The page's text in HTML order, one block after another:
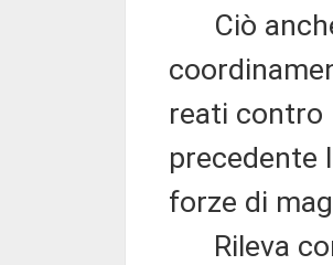
Ciò
reati contro
precedente
forze di
Rileva